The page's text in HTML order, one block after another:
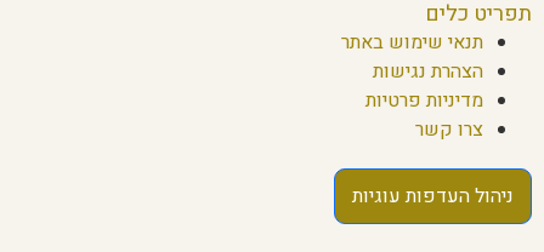
תפריט כלים
תנאי שימוש באתר
הצהרת נגישות
מדיניות פרטיות
צרו קשר
ניהול העדפות עוגיות